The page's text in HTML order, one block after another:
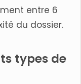
entre 6
du dossier.
types de